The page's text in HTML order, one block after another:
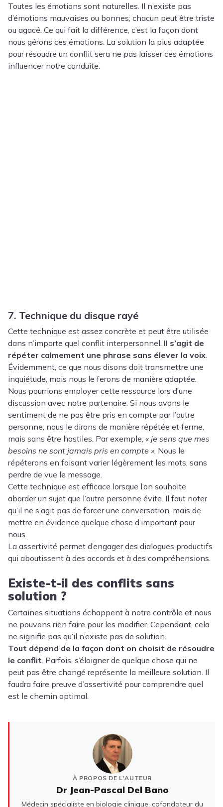
Toutes les émotions sont naturelles. Il n’existe pas
d’émotions mauvaises ou bonnes; chacun peut être triste
ou agacé. Ce qui fait la différence, c’est la façon dont
nous gérons ces émotions. La solution la plus adaptée
pour résoudre un conflit sera ne pas laisser ces émotions
influencer notre conduite
7. Technique du disque rayé
Cette technique est assez concrète et peut être utilisée
dans n’importe quel conflit interpersonnel. Il s’agit de
répéter calmement une phrase sans élever la voix
Évidemment, ce que nous disons doit transmettre une
inquiétude, mais nous le ferons de manière adaptée.
Nous pourrions employer cette ressource lors d’une
discussion avec notre partenaire. Si nous avons le
sentiment de ne pas être pris en compte par l’autre
personne, nous le dirons de manière répétée et ferme,
mais sans être hostiles . Par exemple, « je sens que mes
besoins ne sont jamais pris en compte » . Nous le
répéterons en faisant varier légèrement les mots, sans
perdre de vue le message.
Cette technique est efficace lorsque l’on souhaite
aborder un sujet que l’autre personne évite. Il faut noter
qu’il ne s’agit pas de forcer une conversation, mais de
mettre en évidence quelque chose d’important pour
nous.
La assertivité permet d’engager des dialogues productifs
qui aboutissent à des accords et à des compréhensions.
Existe-t-il des conflits sans
solution ?
Certaines situations échappent à notre contrôle et nous
ne pouvons rien faire pour les modifier. Cependant, cela
ne signifie pas qu’il n’existe pas de solution.
Tout dépend de la façon dont on choisit de résoudre
le conflit . Parfois, s’éloigner de quelque chose qui ne
peut pas être changé représente la meilleure solution. Il
faudra faire preuve d’assertivité pour comprendre quel
est le chemin optimal.
À PROPOS DE L'AUTEUR
Dr Jean-Pascal Del Bano
Médecin spécialiste en biologie clinique, cofondateur du